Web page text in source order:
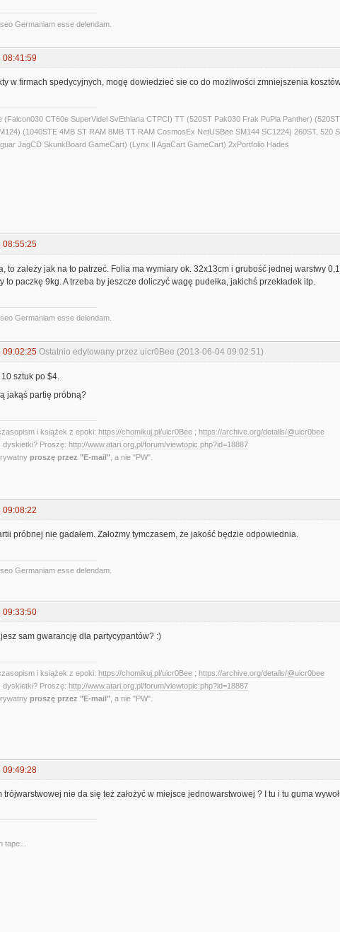
Germaniam esse delendam.
08:41:59
w firmach spedycyjnych, mogę dowiedzieć sie co do możliwości zmniejszenia
(Falcon030 CT60e SuperVidel SvEthlana CTPCI) TT (520ST Pak030 Frak PuPla Panther)
(1040STE 4MB ST RAM 8MB TT RAM CosmosEx NetUSBee SM144 SC1224) 260ST, 520
JagCD SkunkBoard GameCart) (Lynx II AgaCart GameCart) 2xPortfolio Hades
08:55:25
to zależy jak na to patrzeć. Folia ma wymiary ok. 32x13cm i grubość jednej warstwy
to paczkę 9kg. A trzeba by jeszcze doliczyć wagę pudełka, jakichś przekładek itp.
Germaniam esse delendam.
09:02:25 Ostatnio edytowany przez uicr0Bee (2013-06-04 09:02:51)
sztuk po $4.
jakąś partię próbną?
i książek z epoki: https://chomikuj.pl/uicr0Bee ; https://archive.org/details/@uicr0bee
dyskietki? Proszę: http://www.atari.org.pl/forum/viewtopic.php?id=18887
proszę przez "E-mail" , a nie "PW".
09:08:22
próbnej nie gadałem. Założmy tymczasem, że jakość będzie odpowiednia.
Germaniam esse delendam.
09:33:50
sam gwarancję dla partycypantów? :)
i książek z epoki: https://chomikuj.pl/uicr0Bee ; https://archive.org/details/@uicr0bee
dyskietki? Proszę: http://www.atari.org.pl/forum/viewtopic.php?id=18887
proszę przez "E-mail" , a nie "PW".
09:49:28
trójwarstwowej nie da się też założyć w miejsce jednowarstwowej ? I tu i tu guma
tape...